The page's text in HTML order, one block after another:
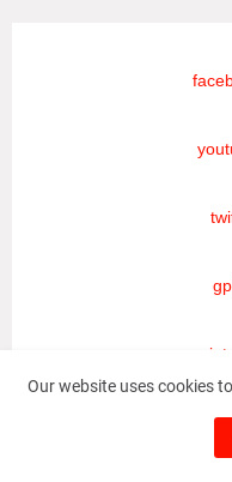
Our website uses cookies